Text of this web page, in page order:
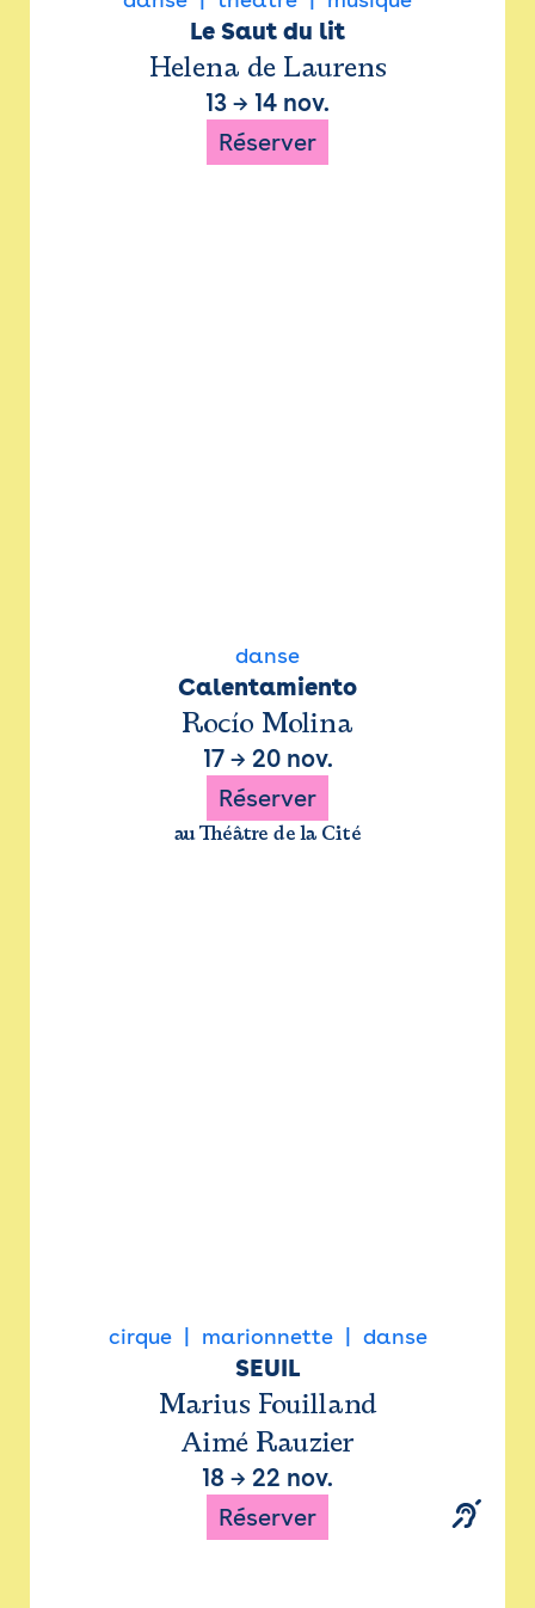
Le Saut du lit
Helena de Laurens
13 → 14 nov.
Réserver
danse
Calentamiento
Rocío Molina
17→ 20 nov.
Réserver
au Théâtre de la Cité
cirque marionnette danse
SEUIL
Marius Fouilland
Aimé Rauzier
18 → 22 nov.
Réserver